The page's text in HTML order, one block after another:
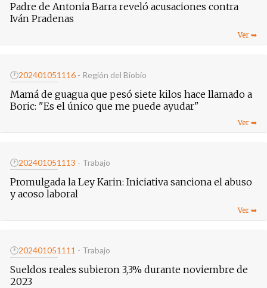
Padre de Antonia Barra reveló acusaciones contra
Iván Pradenas
🕐202401051116 - Región del Biobío
Mamá de guagua que pesó siete kilos hace llamado a
Boric: "Es el único que me puede ayudar"
🕐202401051113 - Trabajo
Promulgada la Ley Karin: Iniciativa sanciona el abuso
y acoso laboral
🕐202401051111 - Trabajo
Sueldos reales subieron 3,3% durante noviembre de
2023